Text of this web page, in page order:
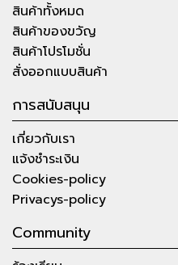
สินค้าทั้งหมด
สินค้าของขวัญ
สินค้าโปรโมชั่น
สั่งออกแบบสินค้า
การสนับสนุน
เกี่ยวกับเรา
แจ้งชำระเงิน
Cookies-policy
Privacys-policy
Community